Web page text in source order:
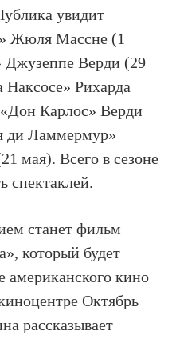
увидит
Жюля Массне (1
Джузеппе Верди (29
Наксосе» Рихарда
Карлос» Верди
ди Ламмермур»
мая). Всего в сезоне
спектаклей.
станет фильм
который будет
американского кино
Октябрь
рассказывает